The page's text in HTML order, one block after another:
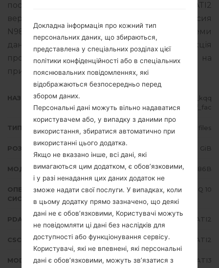
поставляється з PDA версією N986BXXU1ATI2
версія CSC N986BOXM1ATI2, MODEM версия
N986BXXU1ATI3. Версія операційної системи
даної прошивки Android Q 10. Повна інструкція
про те, як прошивати стокову прошивку на
пристроях Samsungтут
НАЗВА ФАЙЛУ
SM-N986B_1_20200910073016_kqq
qzw9ddf_fac
ТИП ПРОШИВКИ 4 files
РОЗМІР ФАЙЛУ 6.48 GiB
МОДЕЛЬ Samsung SM-N986B
ОПЕРАЦІЙНА
СИСТЕМА
Android Q 10
PDA/AP ВЕРСІЯ N986BXXU1ATI2
CSC ВЕРСІЯ N986BOXM1ATI2
MODEM/CP ВЕРСІЯ N986BXXU1ATI3
Докладна інформація про кожний тип
персональних даних, що збираються,
представлена у спеціальних розділах цієї
політики конфіденційності або в спеціальних
пояснювальних повідомленнях, які
відображаються безпосередньо перед
збором даних.
Персональні дані можуть вільно надаватися
користувачем або, у випадку з даними про
використання, збиратися автоматично при
використанні цього додатка.
Якщо не вказано інше, всі дані, які
вимагаються цим додатком, є обов’язковими,
і у разі ненадання цих даних додаток не
зможе надати свої послуги. У випадках, коли
в цьому додатку прямо зазначено, що деякі
дані не є обов’язковими, Користувачі можуть
не повідомляти ці дані без наслідків для
доступності або функціонування сервісу.
Користувачі, які не впевнені, які персональні
дані є обов’язковими, можуть зв’язатися з